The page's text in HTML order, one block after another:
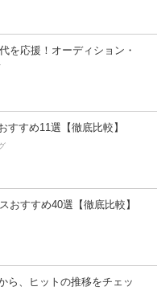
を応援！オーディション・
すすめ11選【徹底比較】
おすすめ40選【徹底比較】
ら、ヒットの推移をチェッ